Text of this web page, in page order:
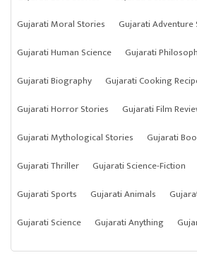
Gujarati Moral Stories
Gujarati Adventure
Gujarati Human Science
Gujarati
Gujarati Biography
Gujarati Cooking
Gujarati Horror Stories
Gujarati Film
Gujarati Mythological Stories
Gujarati
Gujarati Thriller
Gujarati Science-Fiction
Gujarati Sports
Gujarati Animals
Gujarati Science
Gujarati Anything